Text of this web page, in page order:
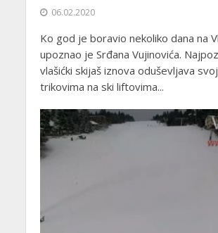
06.02.2020
Ko god je boravio nekoliko dana na
upoznao je Srđana Vujinovića.
vlašićki skijaš iznova oduševljava
trikovima na ski liftovima...